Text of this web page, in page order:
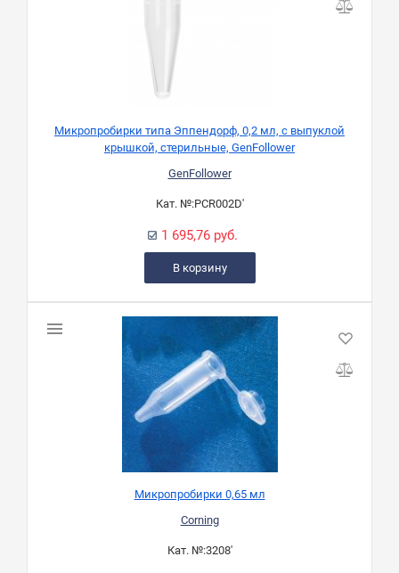
Микропробирки типа Эппендорф, 0,2 мл, с выпуклой
крышкой, стерильные, GenFollower
GenFollower
Кат. №:PCR002D'
1 695,76 руб.
В корзину
Микропробирки 0,65 мл
Corning
Кат. №:3208'